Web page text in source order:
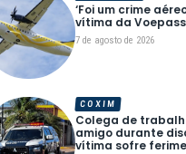
‘Foi um crime
vítima da Voepass
7 de agosto de 2026
Colega de
amigo durante
vítima sofre
COXIM